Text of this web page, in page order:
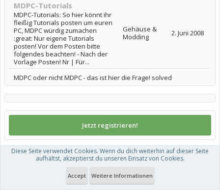
MDPC-Tutorials
MDPC-Tutorials: So hier könnt ihr
fleißig Tutorials posten um euren
PC, MDPC würdig zumachen
:great: Nur eigene Tutorials
posten! Vor dem Posten bitte
folgendes beachten! - Nach der
Vorlage Posten! Nr | Für...
Gehäuse &
Modding
2. Juni 2008
MDPC oder nicht MDPC - das ist hier die Frage! solved
Jetzt registrieren!
Anmelden
Benutzername oder E-Mail-Adresse:
Diese Seite verwendet Cookies. Wenn du dich weiterhin auf dieser Seite
aufhältst, akzeptierst du unseren Einsatz von Cookies.
Accept Weitere Informationen